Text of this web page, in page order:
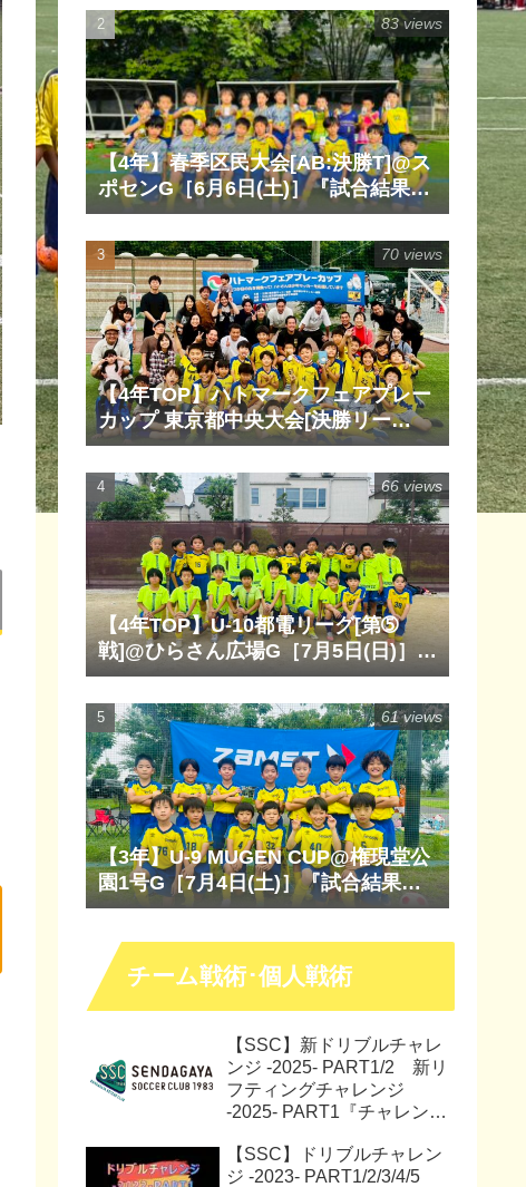
【4年】春季区民大会[AB:決勝T]@ス
ポセンG［6月6日(土)］『試合結果』
『マッチレポート』『試合動画』
83 views
【4年TOP】ハトマークフェアプレー
カップ 東京都中央大会[決勝リー
グ]@清瀬内山運動公園サッカー場
G［6月14日(日)］『試合結果』『マ
ッチレポート』『試合動画』
70 views
【4年TOP】U-10都電リーグ[第➄
戦]@ひらさん広場G［7月5日(日)］
『試合結果』『マッチレポート』
『試合動画』
66 views
【3年】U-9 MUGEN CUP@権現堂公
園1号G［7月4日(土)］『試合結果』
『マッチレポート』『試合動画』
61 views
チーム戦術･個人戦術
【SSC】新ドリブルチャレ
ンジ -2025- PART1/2 新リ
フティングチャレンジ
-2025- PART1『チャレンジ
画』
【SSC】ドリブルチャレン
ジ -2023- PART1/2/3/4/5